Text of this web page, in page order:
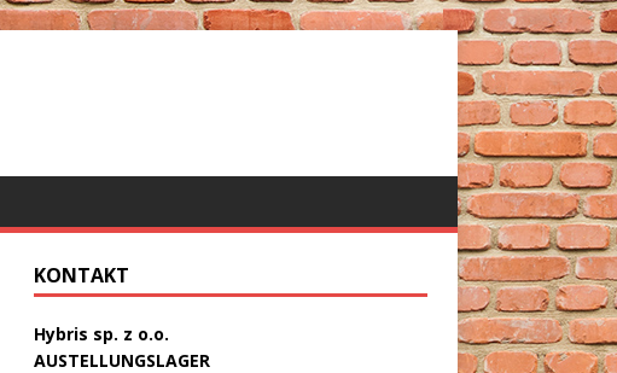
KONTAKT
Hybris sp. z o.o.
AUSTELLUNGSLAGER